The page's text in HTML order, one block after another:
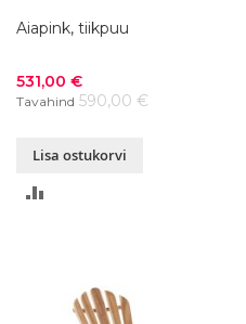
Aiapink, tiikpuu
Soodushind
531,00 €
Tavahind 590,00 €
Lisa ostukorvi